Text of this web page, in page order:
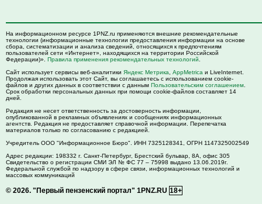
На информационном ресурсе 1PNZ.ru применяются внешние рекомендательные
технологии (информационные технологии предоставления информации на основе
сбора, систематизации и анализа сведений, относящихся к предпочтениям
пользователей сети «Интернет», находящихся на территории Российской
Федерации)». Правила применения рекомендательных технологий
Сайт использует сервисы веб-аналитики Яндекс Метрика AppMetrica и LiveInternet.
Продолжая использовать этот Сайт, вы соглашаетесь с использованием cookie-
файлов и других данных в соответствии с данным Пользовательским соглашением
Срок обработки персональных данных при помощи cookie-файлов составляет 14
дней.
Редакция не несет ответственность за достоверность информации,
опубликованной в рекламных объявлениях и сообщениях информационных
агентств. Редакция не предоставляет справочной информации. Перепечатка
материалов только по согласованию с редакцией.
Учредитель ООО "Информационное Бюро". ИНН 7325128341, ОГРН 1147325002549
Адрес редакции: 198332 г. Санкт-Петербург, Брестский бульвар, 8А, офис 305
Свидетельство о регистрации СМИ ЭЛ № ФС 77 – 75998 выдано 13.06.2019г.
Федеральной службой по надзору в сфере связи, информационных технологий и
массовых коммуникаций
© 2026. "Первый пензенский портал" 1PNZ.RU 18+